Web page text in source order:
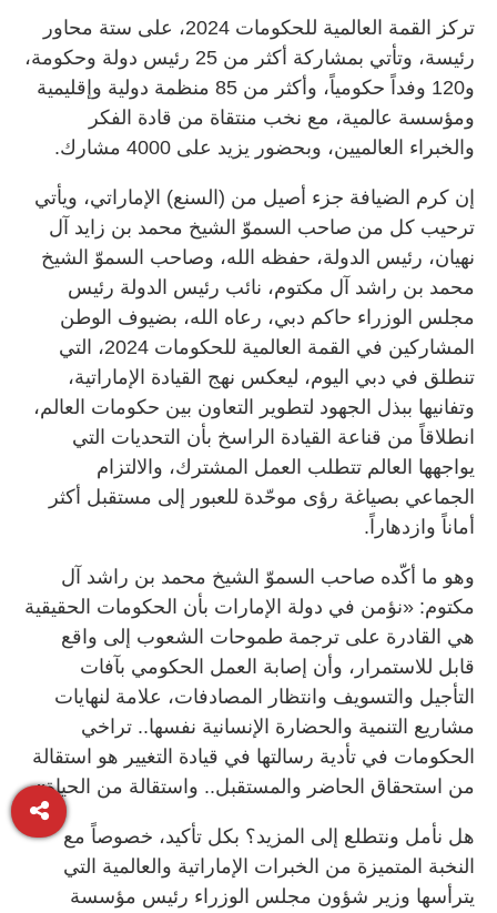
تركز القمة العالمية للحكومات 2024، على ستة محاور
رئيسة، وتأتي بمشاركة أكثر من 25 رئيس دولة وحكومة،
و120 وفداً حكومياً، وأكثر من 85 منظمة دولية وإقليمية
ومؤسسة عالمية، مع نخب منتقاة من قادة الفكر
والخبراء العالميين، وبحضور يزيد على 4000 مشارك.
‏إن كرم الضيافة جزء أصيل من (السنع) الإماراتي، ويأتي
ترحيب كل من صاحب السموّ الشيخ محمد بن زايد آل
نهيان، رئيس الدولة، حفظه الله، وصاحب السموّ الشيخ
محمد بن راشد آل مكتوم، نائب رئيس الدولة رئيس
مجلس الوزراء حاكم دبي، رعاه الله، بضيوف الوطن
المشاركين في القمة العالمية للحكومات 2024، التي
تنطلق في دبي اليوم، ليعكس نهج القيادة الإماراتية،
وتفانيها ببذل الجهود لتطوير التعاون بين حكومات العالم،
انطلاقاً من قناعة القيادة الراسخ بأن التحديات التي
يواجهها العالم تتطلب العمل المشترك، والالتزام
الجماعي بصياغة رؤى موحّدة للعبور إلى مستقبل أكثر
أماناً وازدهاراً.
‏وهو ما أكّده صاحب السموّ الشيخ محمد بن راشد آل
مكتوم: «نؤمن في دولة الإمارات بأن الحكومات الحقيقية
هي القادرة على ترجمة طموحات الشعوب إلى واقع
قابل للاستمرار، وأن إصابة العمل الحكومي بآفات
التأجيل والتسويف وانتظار المصادفات، علامة لنهايات
مشاريع التنمية والحضارة الإنسانية نفسها.. تراخي
الحكومات في تأدية رسالتها في قيادة التغيير هو استقالة
من استحقاق الحاضر والمستقبل.. واستقالة من الحياة». ‏
هل نأمل ونتطلع إلى المزيد؟ بكل تأكيد، خصوصاً مع
النخبة المتميزة من الخبرات الإماراتية والعالمية التي
يترأسها وزير شؤون مجلس الوزراء رئيس مؤسسة